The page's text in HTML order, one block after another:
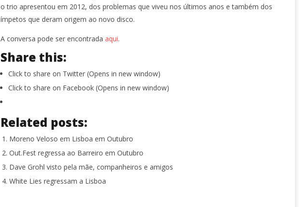
o trio apresentou em 2012, dos problemas que viveu nos últimos anos e também dos
ímpetos que deram origem ao novo disco.
A conversa pode ser encontrada aqui.
Share this:
Click to share on Twitter (Opens in new window)
Click to share on Facebook (Opens in new window)
Related posts:
Moreno Veloso em Lisboa em Outubro
Out.Fest regressa ao Barreiro em Outubro
Dave Grohl visto pela mãe, companheiros e amigos
White Lies regressam a Lisboa